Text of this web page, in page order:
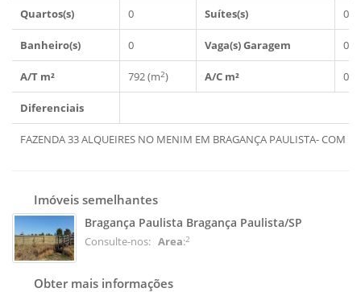
Quartos(s) 0 Suítes(s) 0
Banheiro(s) 0 Vaga(s) Garagem 0
A/T m² 792 (m2) A/C m² 0
Diferenciais
FAZENDA 33 ALQUEIRES NO MENIM EM BRAGANÇA PAULISTA- COM
Imóveis semelhantes
Bragança Paulista Bragança Paulista/SP
Consulte-nos: Area:2
Obter mais informações